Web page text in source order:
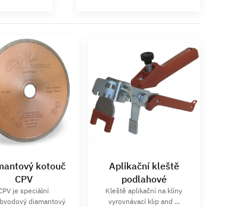
kotouč
CPV
je speciální
diamantový
Aplikační kleště
podlahové
Kleště aplikační na klíny
vyrovnávací klip and ...